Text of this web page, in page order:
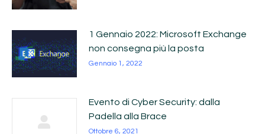
1 Gennaio 2022: Microsoft Exchange
non consegna più la posta
Gennaio 1, 2022
Evento di Cyber Security: dalla
Padella alla Brace
Ottobre 6, 2021